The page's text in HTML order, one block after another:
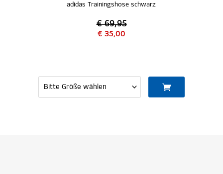
adidas Trainingshose schwarz
€ 69,95
€ 35,00